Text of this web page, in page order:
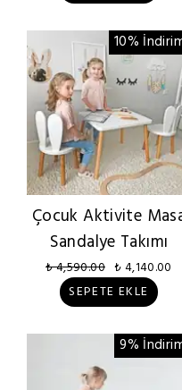
10%
Çocuk Aktivite
Sandalye Takımı
₺ 4,590.00 ₺ 4,140.00
SEPETE EKLE
9%